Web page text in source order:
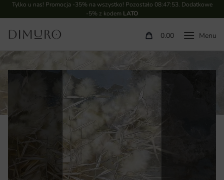
Tylko u nas! Promocja -35% na wszystko! Pozostało 08:47:53. Dodatkowe
-5% z kodem LATO
0.00